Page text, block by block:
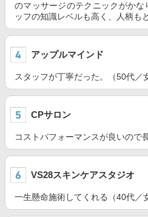
のマッサージのテクニックがか
ッフの知識レベルも高く、人柄も
アップルマインド
スタッフが丁寧だった。（50代／
CPサロン
コストパフォーマンスが良いので
VS28スキンケアスタジオ
一生懸命施術してくれる（40代／